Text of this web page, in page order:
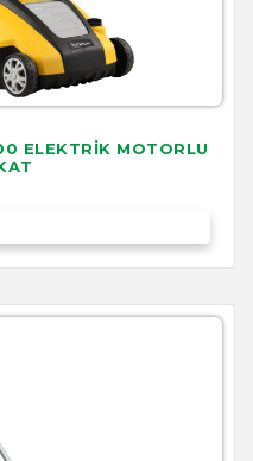
ELEKTRİK MOTORLU